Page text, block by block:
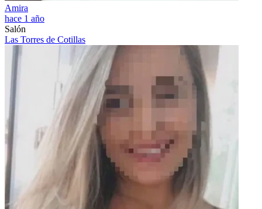
Amira
hace 1 año
Salón
Las Torres de Cotillas